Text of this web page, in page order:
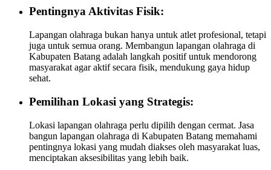
Pentingnya Aktivitas Fisik:
Lapangan olahraga bukan hanya untuk atlet profesional, tetapi
juga untuk semua orang. Membangun lapangan olahraga di
Kabupaten Batang adalah langkah positif untuk mendorong
masyarakat agar aktif secara fisik, mendukung gaya hidup
sehat.
Pemilihan Lokasi yang Strategis:
Lokasi lapangan olahraga perlu dipilih dengan cermat. Jasa
bangun lapangan olahraga di Kabupaten Batang memahami
pentingnya lokasi yang mudah diakses oleh masyarakat luas,
menciptakan aksesibilitas yang lebih baik.